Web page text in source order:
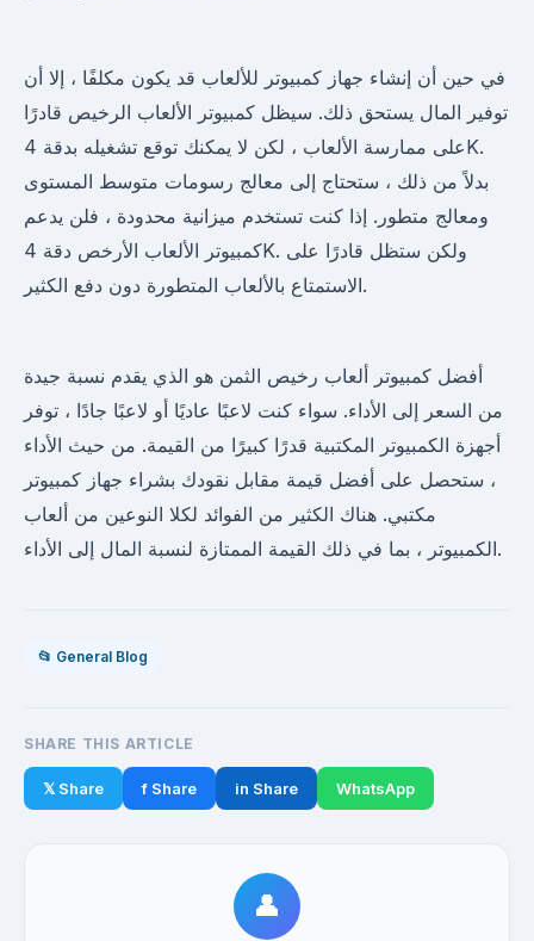
في حين أن إنشاء جهاز كمبيوتر للألعاب قد يكون مكلفًا ، إلا أن
توفير المال يستحق ذلك. سيظل كمبيوتر الألعاب الرخيص قادرًا
على ممارسة الألعاب ، لكن لا يمكنك توقع تشغيله بدقة 4K.
بدلاً من ذلك ، ستحتاج إلى معالج رسومات متوسط ​​المستوى
ومعالج متطور. إذا كنت تستخدم ميزانية محدودة ، فلن يدعم
كمبيوتر الألعاب الأرخص دقة 4K. ولكن ستظل قادرًا على
الاستمتاع بالألعاب المتطورة دون دفع الكثير.
أفضل كمبيوتر ألعاب رخيص الثمن هو الذي يقدم نسبة جيدة
من السعر إلى الأداء. سواء كنت لاعبًا عاديًا أو لاعبًا جادًا ، توفر
أجهزة الكمبيوتر المكتبية قدرًا كبيرًا من القيمة. من حيث الأداء
، ستحصل على أفضل قيمة مقابل نقودك بشراء جهاز كمبيوتر
مكتبي. هناك الكثير من الفوائد لكلا النوعين من ألعاب
الكمبيوتر ، بما في ذلك القيمة الممتازة لنسبة المال إلى الأداء.
📂 General Blog
SHARE THIS ARTICLE
𝕏 Share f Share in Share WhatsApp
👤